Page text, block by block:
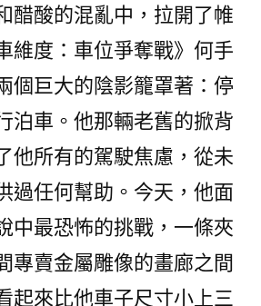
醋酸的混亂中，拉開了帷
維度：車位爭奪戰》何手
個巨大的陰影籠罩著：停
泊車。他那輛老舊的掀背
他所有的駕駛焦慮，從未
過任何幫助。今天，他面
中最恐怖的挑戰，一條夾
專賣金屬雕像的畫廊之間
起來比他車子尺寸小上三